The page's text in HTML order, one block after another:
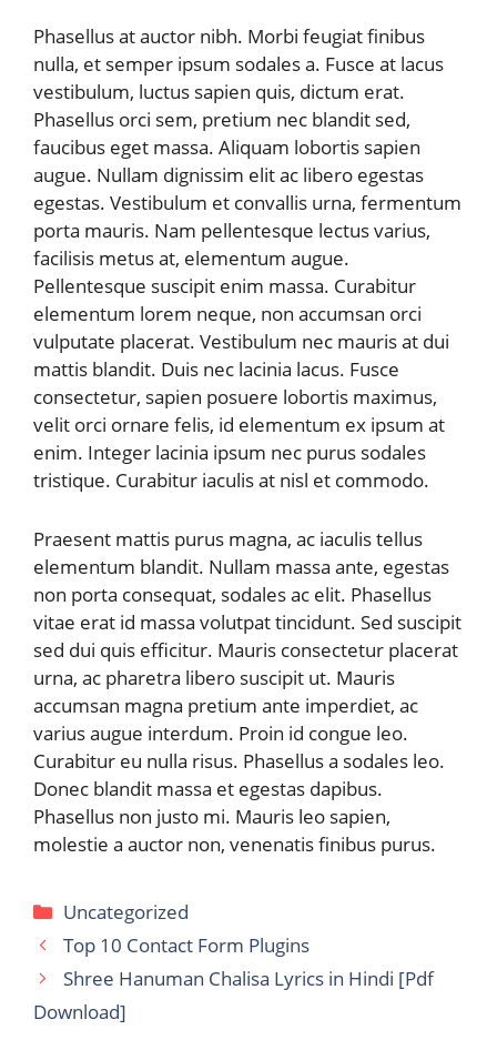
Phasellus at auctor nibh. Morbi feugiat finibus
nulla, et semper ipsum sodales a. Fusce at lacus
vestibulum, luctus sapien quis, dictum erat.
Phasellus orci sem, pretium nec blandit sed,
faucibus eget massa. Aliquam lobortis sapien
augue. Nullam dignissim elit ac libero egestas
egestas. Vestibulum et convallis urna, fermentum
porta mauris. Nam pellentesque lectus varius,
facilisis metus at, elementum augue.
Pellentesque suscipit enim massa. Curabitur
elementum lorem neque, non accumsan orci
vulputate placerat. Vestibulum nec mauris at dui
mattis blandit. Duis nec lacinia lacus. Fusce
consectetur, sapien posuere lobortis maximus,
velit orci ornare felis, id elementum ex ipsum at
enim. Integer lacinia ipsum nec purus sodales
tristique. Curabitur iaculis at nisl et commodo.
Praesent mattis purus magna, ac iaculis tellus
elementum blandit. Nullam massa ante, egestas
non porta consequat, sodales ac elit. Phasellus
vitae erat id massa volutpat tincidunt. Sed suscipit
sed dui quis efficitur. Mauris consectetur placerat
urna, ac pharetra libero suscipit ut. Mauris
accumsan magna pretium ante imperdiet, ac
varius augue interdum. Proin id congue leo.
Curabitur eu nulla risus. Phasellus a sodales leo.
Donec blandit massa et egestas dapibus.
Phasellus non justo mi. Mauris leo sapien,
molestie a auctor non, venenatis finibus purus.
Categories
Uncategorized
Top 10 Contact Form Plugins
Shree Hanuman Chalisa Lyrics in Hindi [Pdf
Download]